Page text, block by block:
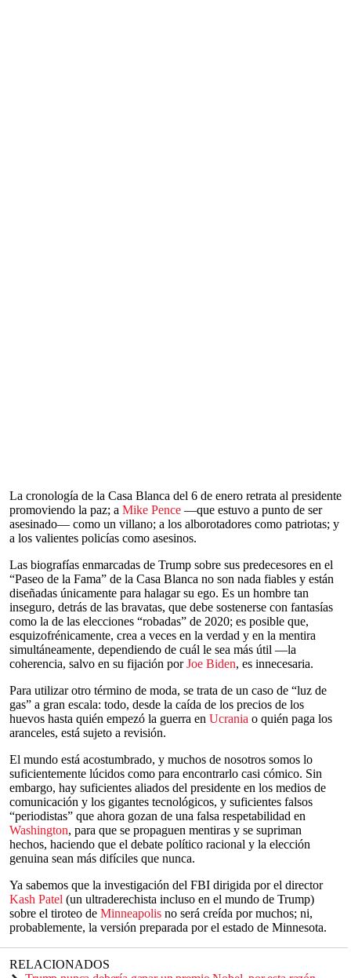
La cronología de la Casa Blanca del 6 de enero retrata al presidente
promoviendo la paz; a Mike Pence —que estuvo a punto de ser
asesinado— como un villano; a los alborotadores como patriotas; y
a los valientes policías como asesinos.
Las biografías enmarcadas de Trump sobre sus predecesores en el
“Paseo de la Fama” de la Casa Blanca no son nada fiables y están
diseñadas únicamente para halagar su ego. Es un hombre tan
inseguro, detrás de las bravatas, que debe sostenerse con fantasías
como la de las elecciones “robadas” de 2020; es posible que,
esquizofrénicamente, crea a veces en la verdad y en la mentira
simultáneamente, dependiendo de cuál le sea más útil —la
coherencia, salvo en su fijación porJoe Biden, es innecesaria.
Para utilizar otro término de moda, se trata de un caso de “luz de
gas” a gran escala: todo, desde la caída de los precios de los
huevos hasta quién empezó la guerra en Ucrania o quién paga los
aranceles, está sujeto a revisión.
El mundo está acostumbrado, y muchos de nosotros somos lo
suficientemente lúcidos como para encontrarlo casi cómico. Sin
embargo, hay suficientes aliados del presidente en los medios de
comunicación y los gigantes tecnológicos, y suficientes falsos
“periodistas” que ahora gozan de una falsa respetabilidad en
Washington, para que se propaguen mentiras y se supriman
hechos, haciendo que el debate político racional y la elección
genuina sean más difíciles que nunca.
Ya sabemos que la investigación del FBI dirigida por el director
Kash Patel (un ultraderechista incluso en el mundo de Trump)
sobre el tiroteo de Minneapolis no será creída por muchos; ni,
probablemente, la versión preparada por el estado de Minnesota.
RELACIONADOS